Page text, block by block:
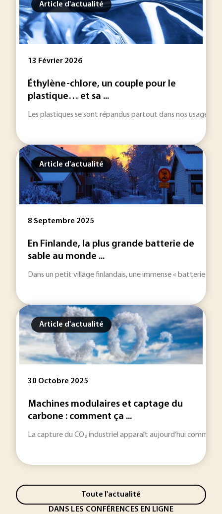
Article d'actualité
13 Février 2026
Éthylène-chlore, un couple pour le
plastique… et sa ...
Les plastiques se sont répandus partout dans nos usages.
Article d'actualité
8 Septembre 2025
En Finlande, la plus grande batterie de
sable au monde ...
Dans un petit village finlandais, une immense « batterie de
Article d'actualité
30 Octobre 2025
Machines modulaires et captage du
carbone : comment ça ...
La capture du CO₂ industriel apparaît aujourd’hui comme
Toute l'actualité
DANS LES CONFÉRENCES EN LIGNE